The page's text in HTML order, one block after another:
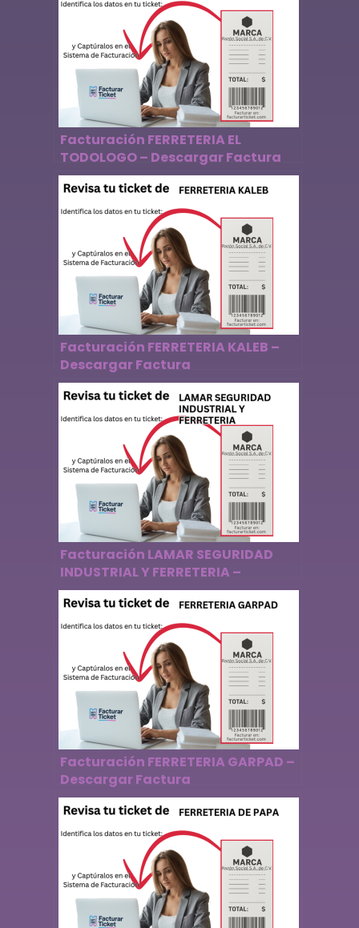
Facturación FERRETERIA EL
TODOLOGO – Descargar Factura
Facturación FERRETERIA KALEB –
Descargar Factura
Facturación LAMAR SEGURIDAD
INDUSTRIAL Y FERRETERIA –
Descargar Factura
Facturación FERRETERIA GARPAD –
Descargar Factura